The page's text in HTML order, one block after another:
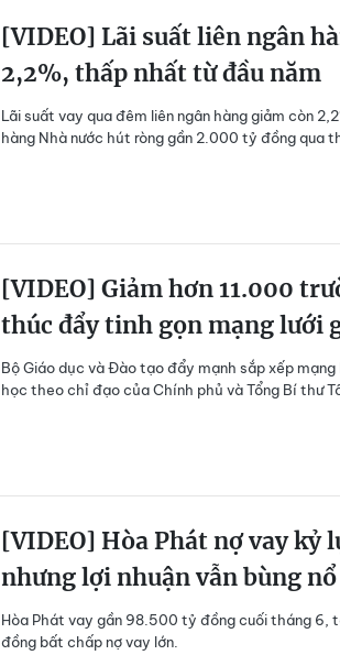
[VIDEO] Lãi suất liên ngân
2,2%, thấp nhất từ đầu năm
Lãi suất vay qua đêm liên ngân hàng giảm còn
hàng Nhà nước hút ròng gần 2.000 tỷ đồng qua
[VIDEO] Giảm hơn 11.000
thúc đẩy tinh gọn mạng lưới
Bộ Giáo dục và Đào tạo đẩy mạnh sắp xếp
học theo chỉ đạo của Chính phủ và Tổng Bí thư
[VIDEO] Hòa Phát nợ vay kỷ
nhưng lợi nhuận vẫn bùng nổ
Hòa Phát vay gần 98.500 tỷ đồng cuối tháng 6,
đồng bất chấp nợ vay lớn.